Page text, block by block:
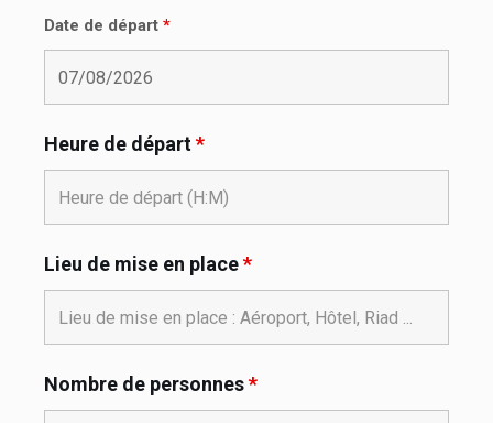
Date de départ *
Heure de départ*
Lieu de mise en place*
Nombre de personnes*